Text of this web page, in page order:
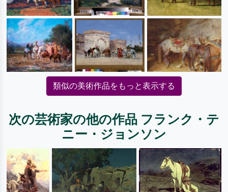
類似の美術作品をもっと表示する
次の芸術家の他の作品 フランク・テ
ニー・ジョンソン